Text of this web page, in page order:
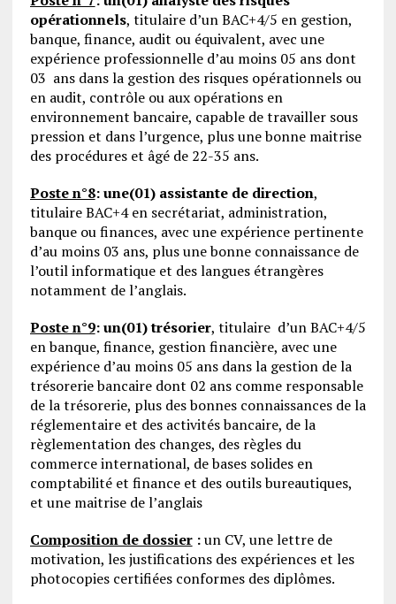
opérationnels, titulaire d’un BAC+4/5 en gestion,
banque, finance, audit ou équivalent, avec une
expérience professionnelle d’au moins 05 ans dont
03 ans dans la gestion des risques opérationnels ou
en audit, contrôle ou aux opérations en
environnement bancaire, capable de travailler sous
pression et dans l’urgence, plus une bonne maitrise
des procédures et âgé de 22-35 ans.
Poste n°8: une(01) assistante de direction,
titulaire BAC+4 en secrétariat, administration,
banque ou finances, avec une expérience pertinente
d’au moins 03 ans, plus une bonne connaissance de
l’outil informatique et des langues étrangères
notamment de l’anglais.
Poste n°9: un(01) trésorier, titulaire d’un BAC+4/5
en banque, finance, gestion financière, avec une
expérience d’au moins 05 ans dans la gestion de la
trésorerie bancaire dont 02 ans comme responsable
de la trésorerie, plus des bonnes connaissances de la
réglementaire et des activités bancaire, de la
règlementation des changes, des règles du
commerce international, de bases solides en
comptabilité et finance et des outils bureautiques,
et une maitrise de l’anglais
Composition de dossier:un CV, une lettre de
motivation, les justifications des expériences et les
photocopies certifiées conformes des diplômes.